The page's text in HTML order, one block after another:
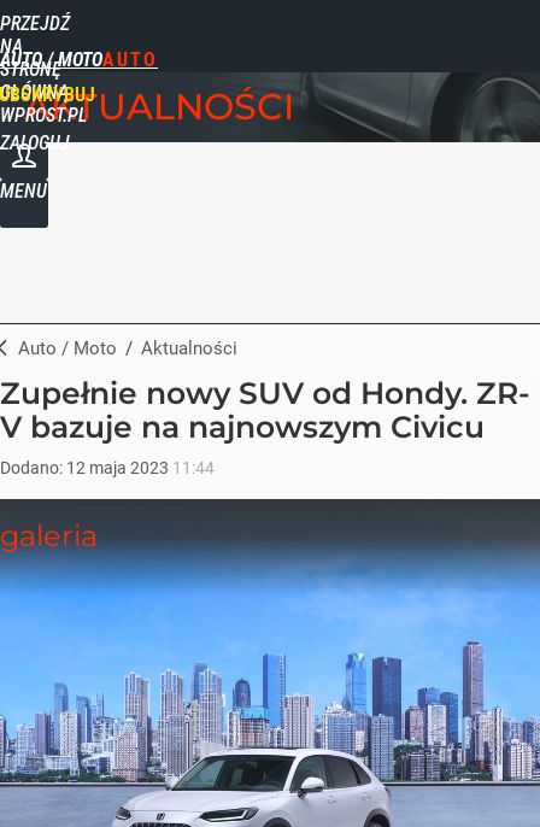
PRZEJDŹ
NA
STRONĘ
GŁÓWNĄ
WPROST.PL
AUTO / MOTO
ZALOGUJ
MENU
AKTUALNOŚCI
Auto / Moto / Aktualności
Zupełnie nowy SUV od Hondy. ZR-
V bazuje na najnowszym Civicu
Dodano: 12 maja 2023 11:44